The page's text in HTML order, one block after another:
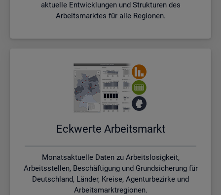
aktuelle Entwicklungen und Strukturen des
Arbeitsmarktes für alle Regionen.
Eck­wer­te Ar­beits­markt
Monatsaktuelle Daten zu Arbeitslosigkeit,
Arbeitsstellen, Beschäftigung und Grundsicherung für
Deutschland, Länder, Kreise, Agenturbezirke und
Arbeitsmarktregionen.